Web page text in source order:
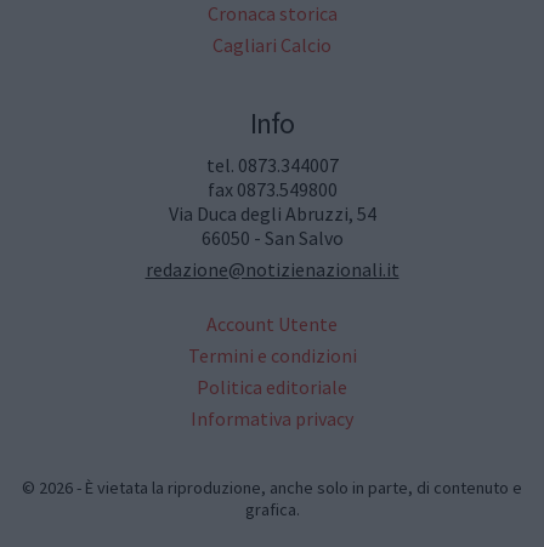
Cronaca storica
Cagliari Calcio
Info
tel. 0873.344007
fax 0873.549800
Via Duca degli Abruzzi, 54
66050 - San Salvo
redazione@notizienazionali.it
Account Utente
Termini e condizioni
Politica editoriale
Informativa privacy
© 2026 - È vietata la riproduzione, anche solo in parte, di contenuto e
grafica.